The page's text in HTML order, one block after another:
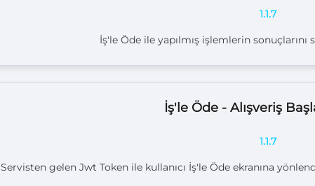
1.1.7
İş'le Öde ile yapılmış işlemlerin sonuçlarını
İş'le Öde - Alışveriş
1.1.7
Servisten gelen Jwt Token ile kullanıcı İş'le Öde ekranına